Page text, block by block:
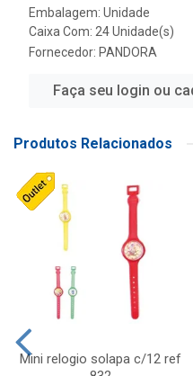
Embalagem: Unidade
Caixa Com: 24 Unidade(s)
Fornecedor: PANDORA
Faça seu login ou
Produtos Relacionados
Mini relogio solapa c/12 ref